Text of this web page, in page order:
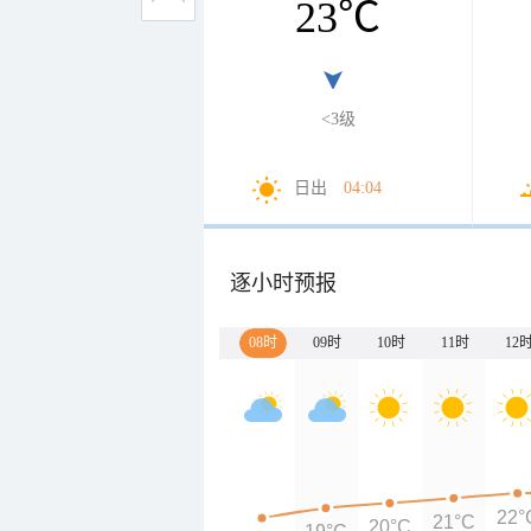
23℃
<3级
日出 04:04
逐小时预报
08时 09时 10时 11时 12
20°C 21°C